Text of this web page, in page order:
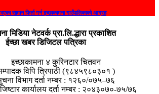
सामान फिर्ता गर्न इच्छाकामना गाउँपालिकाको आग्रह
मिडिया नेटवर्क प्रा.लि.द्धारा प्रकाशित
ईच्छा खबर डिजिटल पत्रिका
इच्छाकामना ४ कुरिनटार चितवन
विपि त्रिपाठी (९८४५९८०३०१ )
विभाग दर्ता नम्बर : १२६०/०७५–७६
कार्यालय दर्ता नम्बर : २०४३०७०-७५/७६